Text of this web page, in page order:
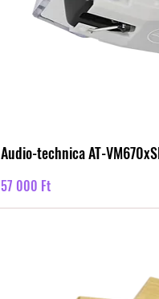
Audio-technica AT-
Ár
57 000 Ft